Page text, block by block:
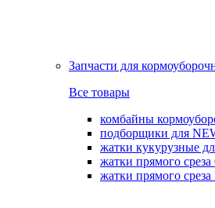
Запчасти для
Все товары
комбайны
подборщики для
жатки кукурузные
жатки прямого
жатки прямого